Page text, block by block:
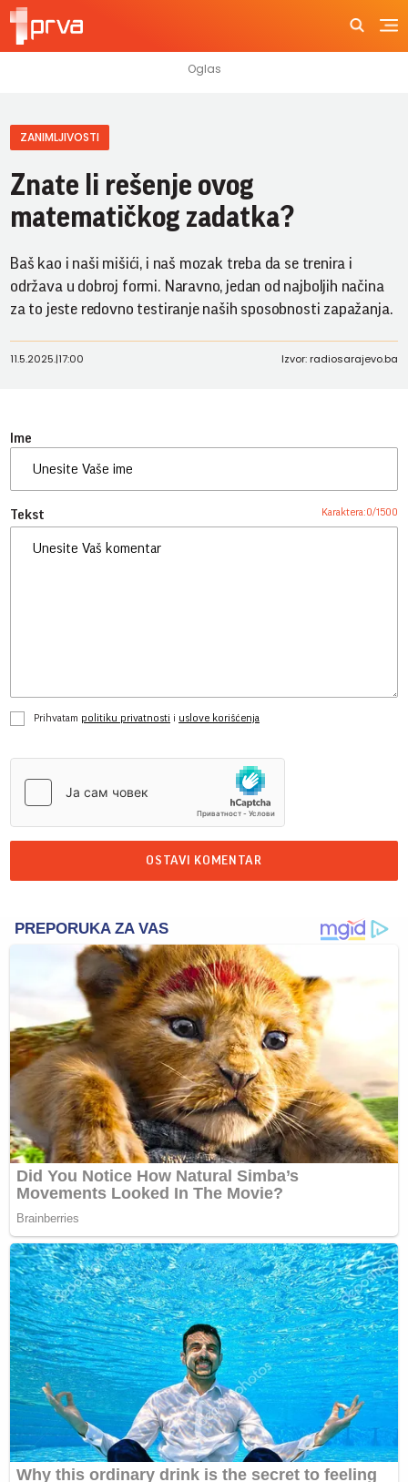
ZANIMLJIVOSTI
Znate li rešenje ovog
matematičkog zadatka?
Baš kao i naši mišići, i naš mozak treba da se trenira i
održava u dobroj formi. Naravno, jedan od najboljih načina
za to jeste redovno testiranje naših sposobnosti zapažanja.
11.5.2025.|17:00 Izvor: radiosarajevo.ba
Ime
Tekst Karaktera:0/1500
Prihvatam politiku privatnosti i uslove korišćenja
OSTAVI KOMENTAR